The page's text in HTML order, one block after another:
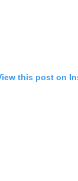
this post on